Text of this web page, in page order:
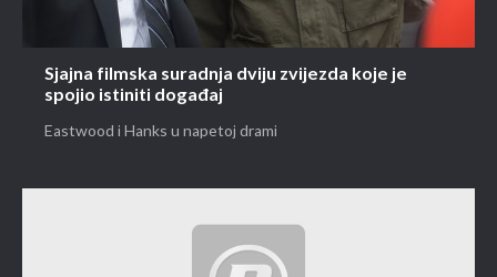
Sjajna filmska suradnja dviju zvijezda koje je
spojio istiniti događaj
Eastwood i Hanks u napetoj drami